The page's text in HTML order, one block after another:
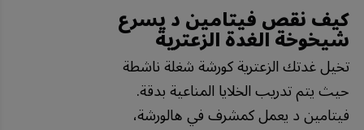
كيف نقص فيتامين د يسرع
شيخوخة الغدة الزعترية
تخيل غدتك الزعترية كورشة شغلة ناشطة
حيث يتم تدريب الخلايا المناعية بدقة.
فيتامين د يعمل كمشرف في هالورشة،